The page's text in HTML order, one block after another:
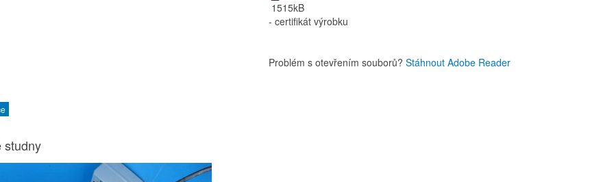
1515kB
- certifikát výrobku
Problém s otevřením souborů? Stáhnout Adobe Reader
studny